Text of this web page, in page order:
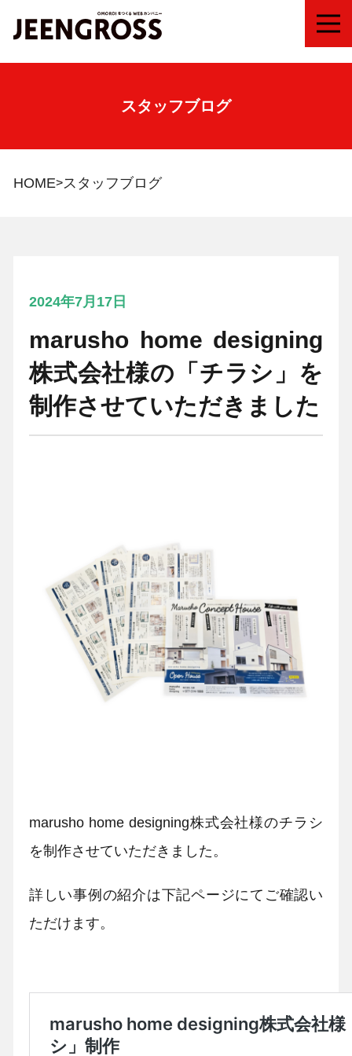
スタッフブログ
HOME スタッフブログ
2024年7月17日
marusho home designing
株式会社様の「チラシ」を
制作させていただきました
marusho home designing株式会社様のチラシ
を制作させていただきました。
詳しい事例の紹介は下記ページにてご確認い
ただけます。